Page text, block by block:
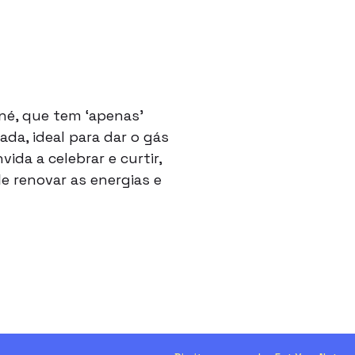
que tem ‘apenas’
ideal para dar o gás
a celebrar e curtir,
renovar as energias e